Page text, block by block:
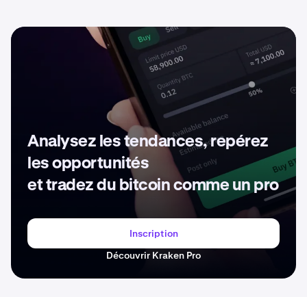
Analysez les tendances, repérez
les opportunités
et tradez du bitcoin comme un pro
Inscription
Découvrir Kraken Pro